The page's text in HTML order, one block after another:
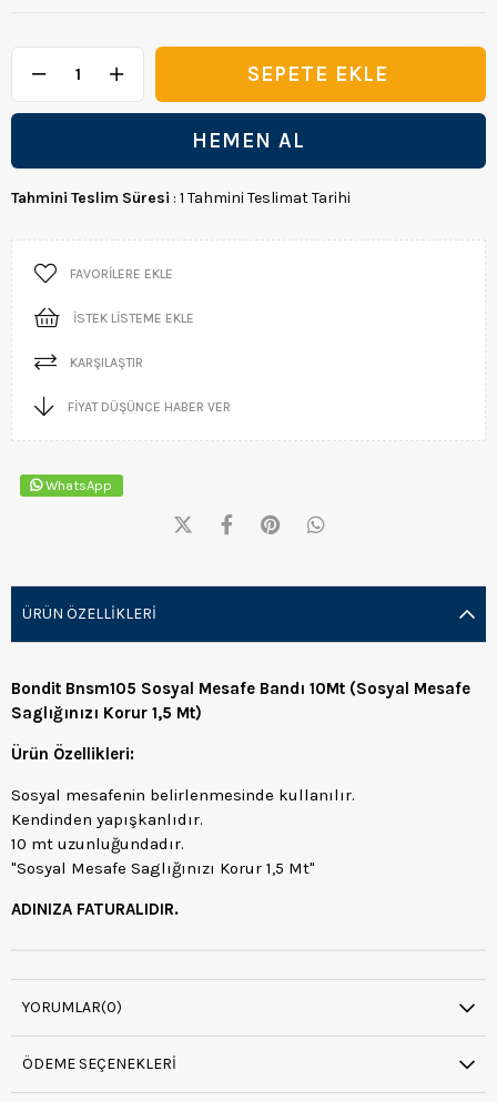
Tahmini Teslim Süresi : 1 Tahmini Teslimat Tarihi
FAVORILERE EKLE
İSTEK LISTEME EKLE
KARŞILAŞTIR
FIYAT DÜŞÜNCE HABER VER
WhatsApp
ÜRÜN ÖZELLIKLERI
Bondit Bnsm105 Sosyal Mesafe Bandı 10Mt (Sosyal Mesafe
Saglığınızı Korur 1,5 Mt)
Ürün Özellikleri:
Sosyal mesafenin belirlenmesinde kullanılır.
Kendinden yapışkanlıdır.
10 mt uzunluğundadır.
"Sosyal Mesafe Saglığınızı Korur 1,5 Mt"
ADINIZA FATURALIDIR.
YORUMLAR(0)
ÖDEME SEÇENEKLERI